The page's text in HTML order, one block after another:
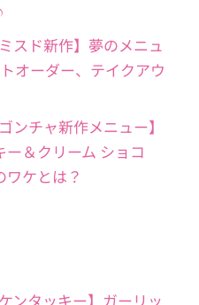
スド新作】夢のメニュ
オーダー、テイクアウ
ンチャ新作メニュー】
ー＆クリーム ショコ
ケとは？
ンタッキー】ガーリッ